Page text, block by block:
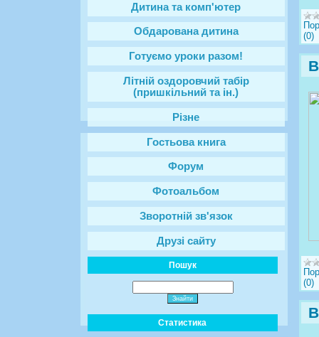
Дитина та комп'ютер
Обдарована дитина
Готуємо уроки разом!
Літній оздоровчий табір
(пришкільний та ін.)
Різне
Гостьова книга
Форум
Фотоальбом
Зворотній зв'язок
Друзі сайту
Пошук
Статистика
(0)
(0)